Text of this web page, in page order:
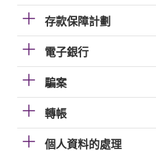
存款保障計劃
電子銀行
騙案
轉帳
個人資料的處理